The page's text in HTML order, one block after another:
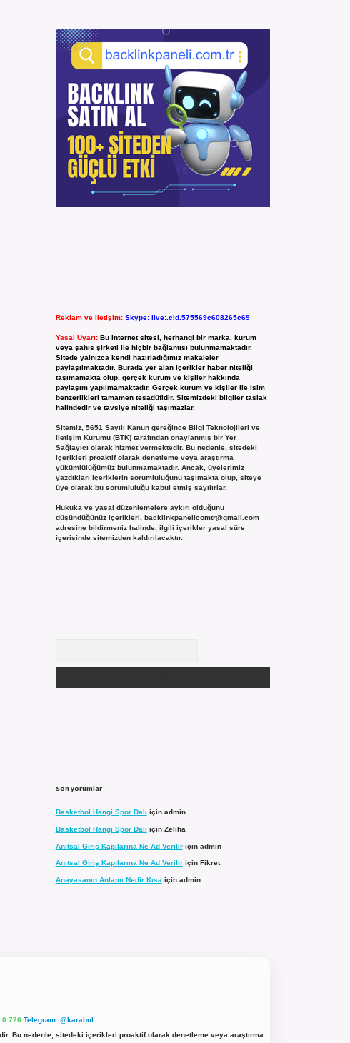
Reklam ve İletişim: Skype: live:.cid.575569c608265c69
Yasal Uyarı: Bu internet sitesi, herhangi bir marka, kurum
veya şahıs şirketi ile hiçbir bağlantısı bulunmamaktadır.
Sitede yalnızca kendi hazırladığımız makaleler
paylaşılmaktadır. Burada yer alan içerikler haber niteliği
taşımamakta olup, gerçek kurum ve kişiler hakkında
paylaşım yapılmamaktadır. Gerçek kurum ve kişiler ile isim
benzerlikleri tamamen tesadüfidir. Sitemizdeki bilgiler taslak
halindedir ve tavsiye niteliği taşımazlar.
Sitemiz, 5651 Sayılı Kanun gereğince Bilgi Teknolojileri ve
İletişim Kurumu (BTK) tarafından onaylanmış bir Yer
Sağlayıcı olarak hizmet vermektedir. Bu nedenle, sitedeki
içerikleri proaktif olarak denetleme veya araştırma
yükümlülüğümüz bulunmamaktadır. Ancak, üyelerimiz
yazdıkları içeriklerin sorumluluğunu taşımakta olup, siteye
üye olarak bu sorumluluğu kabul etmiş sayılırlar.
Hukuka ve yasal düzenlemelere aykırı olduğunu
düşündüğünüz içerikleri, backlinkpanelicomtr@gmail.com
adresine bildirmeniz halinde, ilgili içerikler yasal süre
içerisinde sitemizden kaldırılacaktır.
Son yorumlar
Basketbol Hangi Spor Dalı için admin
Basketbol Hangi Spor Dalı için Zeliha
Anıtsal Giriş Kapılarına Ne Ad Veriliriçin admin
Anıtsal Giriş Kapılarına Ne Ad Veriliriçin Fikret
Anayasanın Anlamı Nedir Kısa için admin
0 726 Telegram: @karabul
Bu nedenle, sitedeki içerikleri proaktif olarak denetleme veya araştırma